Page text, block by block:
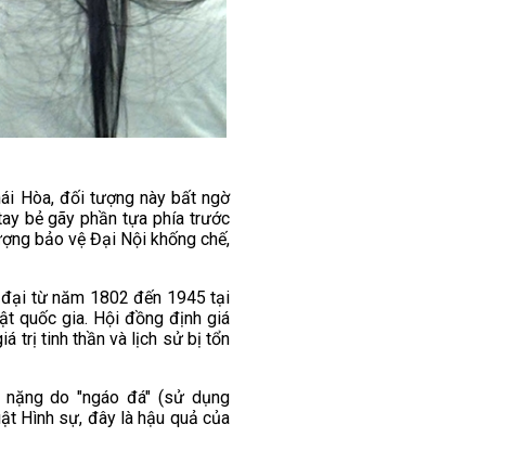
Hòa, đối tượng này bất ngờ
bẻ gãy phần tựa phía trước
bảo vệ Đại Nội khống chế,
đại từ năm 1802 đến 1945 tại
quốc gia. Hội đồng định giá
trị tinh thần và lịch sử bị tổn
do "ngáo đá" (sử dụng
Hình sự, đây là hậu quả của